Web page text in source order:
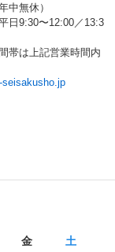
中無休）
日9:30〜12:00／13:3
帯は上記営業時間内
seisakusho.jp
金 土